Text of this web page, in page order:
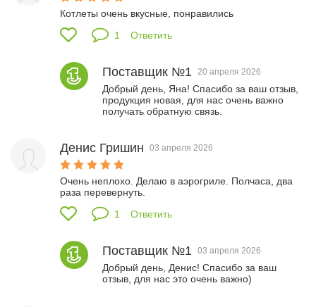
Котлеты очень вкусные, понравились
1
Ответить
Поставщик №1 20 апреля 2026
Добрый день, Яна! Спасибо за ваш отзыв,
продукция новая, для нас очень важно
получать обратную связь.
Денис Гришин 03 апреля 2026
Очень неплохо. Делаю в аэрогриле. Полчаса, два
раза перевернуть.
1
Ответить
Поставщик №1 03 апреля 2026
Добрый день, Денис! Спасибо за ваш
отзыв, для нас это очень важно)